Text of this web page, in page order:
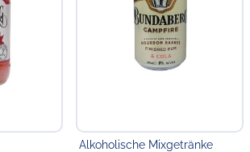
Alkoholische Mixgetränke